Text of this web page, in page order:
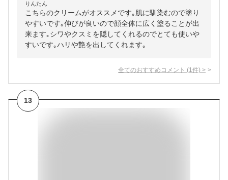
りんたん
こちらのクリームがオススメです｡肌に馴染むので塗り
やすいです｡伸びが良いので顔全体に広く塗ることが出
来ます｡シワやクスミを隠してくれるのでとても使いや
すいです｡ハリや艶を出してくれます｡
全てのおすすめコメント (1 件) >
13